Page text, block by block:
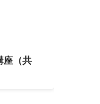
座（共